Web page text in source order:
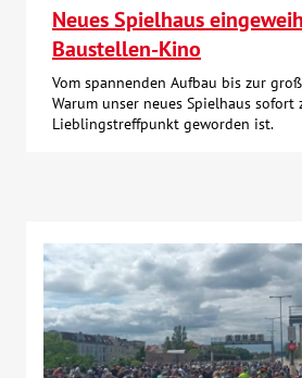
Neues Spielhaus
Baustellen-Kino
Vom spannenden Aufbau bis zur
Warum unser neues Spielhaus sofort
Lieblingstreffpunkt geworden ist.